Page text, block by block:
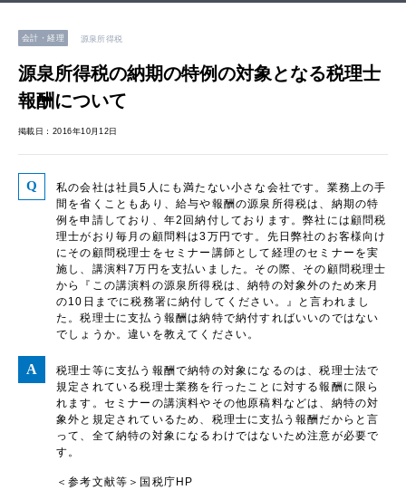
会計・経理 源泉所得税
源泉所得税の納期の特例の対象となる税理士
報酬について
掲載日：2016年10月12日
私の会社は社員5人にも満たない小さな会社です。業務上の手
間を省くこともあり、給与や報酬の源泉所得税は、納期の特
例を申請しており、年2回納付しております。弊社には顧問税
理士がおり毎月の顧問料は3万円です。先日弊社のお客様向け
にその顧問税理士をセミナー講師として経理のセミナーを実
施し、講演料7万円を支払いました。その際、その顧問税理士
から『この講演料の源泉所得税は、納特の対象外のため来月
の10日までに税務署に納付してください。』と言われまし
た。税理士に支払う報酬は納特で納付すればいいのではない
でしょうか。違いを教えてください。
税理士等に支払う報酬で納特の対象になるのは、税理士法で
規定されている税理士業務を行ったことに対する報酬に限ら
れます。セミナーの講演料やその他原稿料などは、納特の対
象外と規定されているため、税理士に支払う報酬だからと言
って、全て納特の対象になるわけではないため注意が必要で
す。
＜参考文献等＞国税庁HP